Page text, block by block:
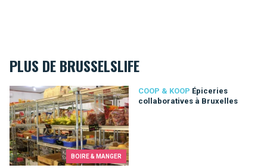
PLUS DE BRUSSELSLIFE
BOIRE & MANGER
COOP & KOOP Épiceries
collaboratives à Bruxelles
Épiceries collaboratives à Bruxelles